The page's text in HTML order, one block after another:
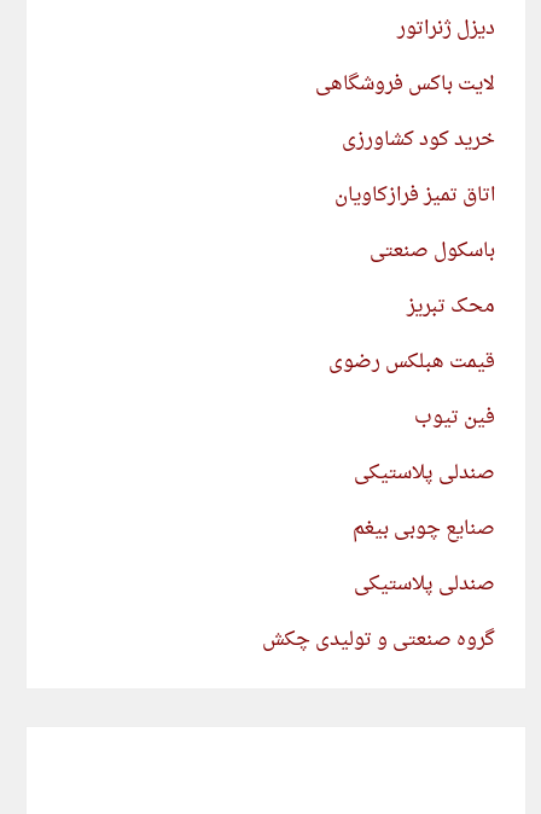
دیزل ژنراتور
لایت باکس فروشگاهی
خرید کود کشاورزی
اتاق تمیز فرازکاویان
باسکول صنعتی
محک تبریز
قیمت هبلکس رضوی
فین تیوب
صندلی پلاستیکی
صنایع چوبی بیغم
صندلی پلاستیکی
گروه صنعتی و تولیدی چکش